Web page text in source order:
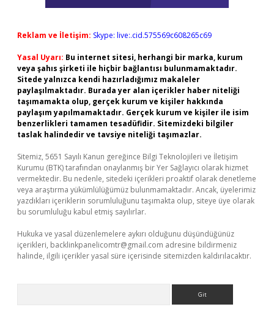
Reklam ve İletişim: Skype: live:.cid.575569c608265c69
Yasal Uyarı: Bu internet sitesi, herhangi bir marka, kurum
veya şahıs şirketi ile hiçbir bağlantısı bulunmamaktadır.
Sitede yalnızca kendi hazırladığımız makaleler
paylaşılmaktadır. Burada yer alan içerikler haber niteliği
taşımamakta olup, gerçek kurum ve kişiler hakkında
paylaşım yapılmamaktadır. Gerçek kurum ve kişiler ile isim
benzerlikleri tamamen tesadüfidir. Sitemizdeki bilgiler
taslak halindedir ve tavsiye niteliği taşımazlar.
Sitemiz, 5651 Sayılı Kanun gereğince Bilgi Teknolojileri ve İletişim
Kurumu (BTK) tarafından onaylanmış bir Yer Sağlayıcı olarak hizmet
vermektedir. Bu nedenle, sitedeki içerikleri proaktif olarak denetleme
veya araştırma yükümlülüğümüz bulunmamaktadır. Ancak, üyelerimiz
yazdıkları içeriklerin sorumluluğunu taşımakta olup, siteye üye olarak
bu sorumluluğu kabul etmiş sayılırlar.
Hukuka ve yasal düzenlemelere aykırı olduğunu düşündüğünüz
içerikleri, backlinkpanelicomtr@gmail.com adresine bildirmeniz
halinde, ilgili içerikler yasal süre içerisinde sitemizden kaldırılacaktır.